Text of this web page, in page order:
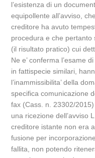
l’esistenza di un
equipollente all’avviso,
creditore ha avuto
procedura e che pertanto
(il risultato pratico) cui
Ne e’ conferma l’esame
in fattispecie similari,
l’inammissibilita’ della
specifica comunicazione
fax (Cass. n. 23302/
una ricezione dell’avviso
creditore istante non era
fusione per
fallita, non potendo